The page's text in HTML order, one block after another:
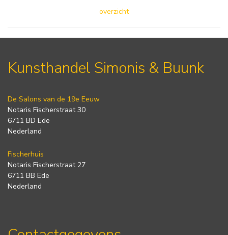
overzicht
Kunsthandel Simonis & Buunk
De Salons van de 19e Eeuw
Notaris Fischerstraat 30
6711 BD Ede
Nederland
Fischerhuis
Notaris Fischerstraat 27
6711 BB Ede
Nederland